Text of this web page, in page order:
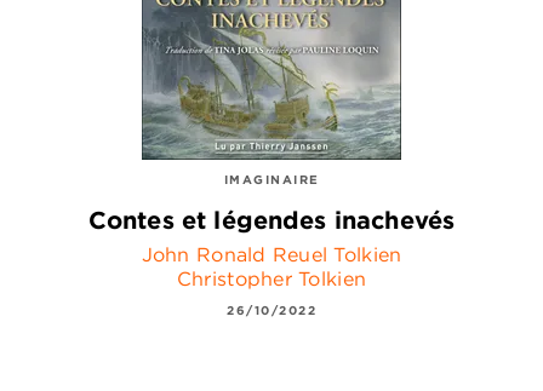
IMAGINAIRE
Contes et légendes inachevés
John Ronald Reuel Tolkien
Christopher Tolkien
26/10/2022